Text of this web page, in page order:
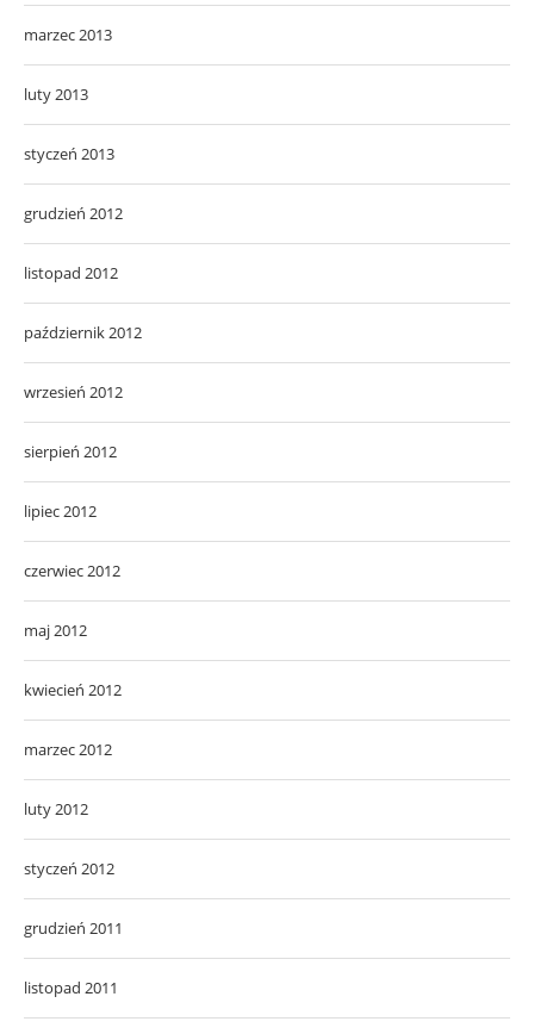
marzec 2013
luty 2013
styczeń 2013
grudzień 2012
listopad 2012
październik 2012
wrzesień 2012
sierpień 2012
lipiec 2012
czerwiec 2012
maj 2012
kwiecień 2012
marzec 2012
luty 2012
styczeń 2012
grudzień 2011
listopad 2011